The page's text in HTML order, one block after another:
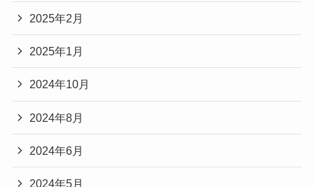
2025年2月
2025年1月
2024年10月
2024年8月
2024年6月
2024年5月